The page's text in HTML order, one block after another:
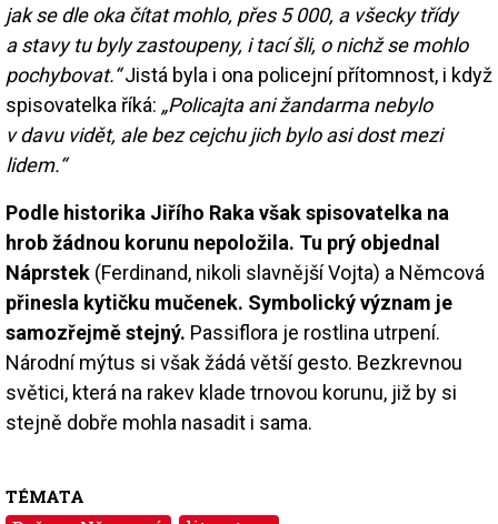
jak se dle oka čítat mohlo, přes 5 000, a všecky třídy
a stavy tu byly zastoupeny, i tací šli, o nichž se mohlo
pochybovat.“Jistá byla i ona policejní přítomnost, i když
spisovatelka říká: „Policajta ani žandarma nebylo
v davu vidět, ale bez cejchu jich bylo asi dost mezi
lidem.“
Podle historika Jiřího Raka však spisovatelka na
hrob žádnou korunu nepoložila. Tu prý objednal
Náprstek (Ferdinand, nikoli slavnější Vojta) a Němcová
přinesla kytičku mučenek. Symbolický význam je
samozřejmě stejný. Passiflora je rostlina utrpení.
Národní mýtus si však žádá větší gesto. Bezkrevnou
světici, která na rakev klade trnovou korunu, již by si
stejně dobře mohla nasadit i sama.
TÉMATA